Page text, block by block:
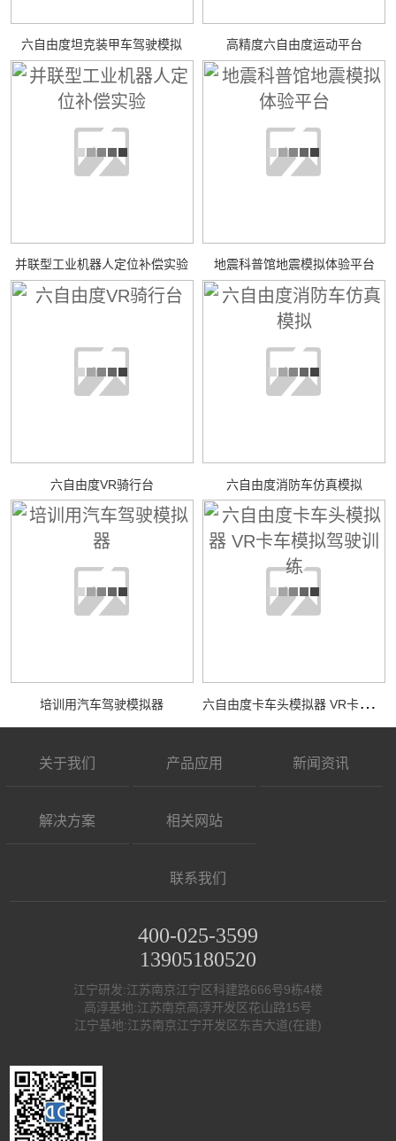
六自由度坦克装甲车驾驶模拟 高精度六自由度运动平台
并联型工业机器人定位补偿实验 地震科普馆地震模拟体验平台
六自由度VR骑行台 六自由度消防车仿真模拟
培训用汽车驾驶模拟器 六
自由度卡车头模拟器 VR卡车模拟驾驶训练
关于我们 产品应用 新闻资讯
解决方案 相关网站
联系我们
400-025-3599
13905180520
江宁研发:江苏南京江宁区科建路666号9栋4楼
高淳基地:江苏南京高淳开发区花山路15号
江宁基地:江苏南京江宁开发区东吉大道(在建)